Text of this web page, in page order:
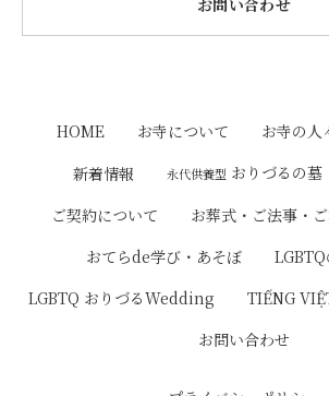
お問い合わせ
HOME お寺について お寺の人
新着情報
永代供養型 おりづるの墓
ご契約について
お葬式・ご法事・
おてらde学び・あそぼ
LGBTQ おりづるWedding
TIẾNG
お問い合わせ